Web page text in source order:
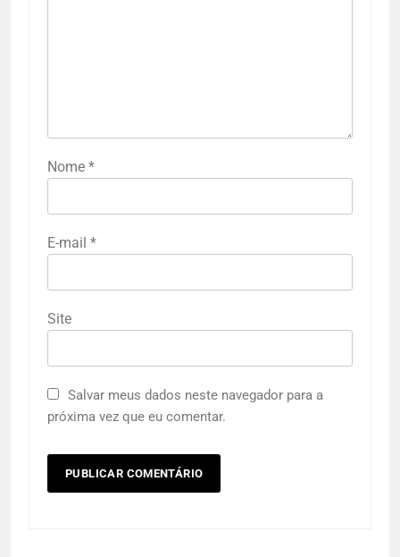
Nome *
E-mail *
Site
Salvar meus dados neste navegador para a
próxima vez que eu comentar.